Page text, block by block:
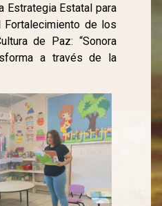
Estrategia Estatal para
Fortalecimiento de los
de Paz: “Sonora
a través de la